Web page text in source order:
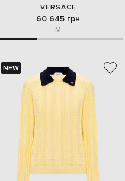
VERSACE
60 645 грн
M
NEW